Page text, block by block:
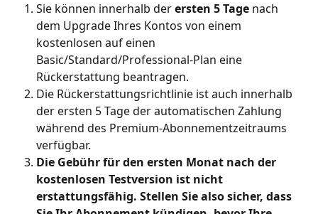
Sie können innerhalb der ersten 5 Tage nach
dem Upgrade Ihres Kontos von einem
kostenlosen auf einen
Basic/Standard/Professional-Plan eine
Rückerstattung beantragen.
Die Rückerstattungsrichtlinie ist auch innerhalb
der ersten 5 Tage der automatischen Zahlung
während des Premium-Abonnementzeitraums
verfügbar.
Die Gebühr für den ersten Monat nach der
kostenlosen Testversion ist nicht
erstattungsfähig. Stellen Sie also sicher, dass